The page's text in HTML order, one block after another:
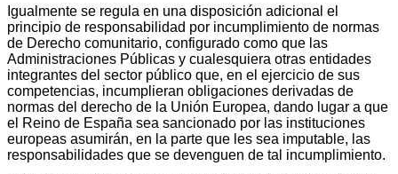
Igualmente se regula en una disposición adicional el
principio de responsabilidad por incumplimiento de normas
de Derecho comunitario, configurado como que las
Administraciones Públicas y cualesquiera otras entidades
integrantes del sector público que, en el ejercicio de sus
competencias, incumplieran obligaciones derivadas de
normas del derecho de la Unión Europea, dando lugar a que
el Reino de España sea sancionado por las instituciones
europeas asumirán, en la parte que les sea imputable, las
responsabilidades que se devenguen de tal incumplimiento.